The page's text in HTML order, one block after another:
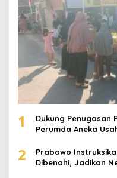
1
Dukung Penugasan
Perumda Aneka
2
Prabowo
Dibenahi, Jadikan